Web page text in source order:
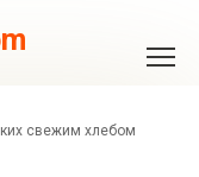
свежим хлебом